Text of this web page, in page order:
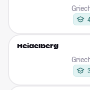
Heidelberg